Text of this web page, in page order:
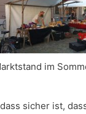
im
sicher ist,